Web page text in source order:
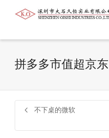
帮我查找新的衬衫
拼多多市值超京东
不下桌的微软